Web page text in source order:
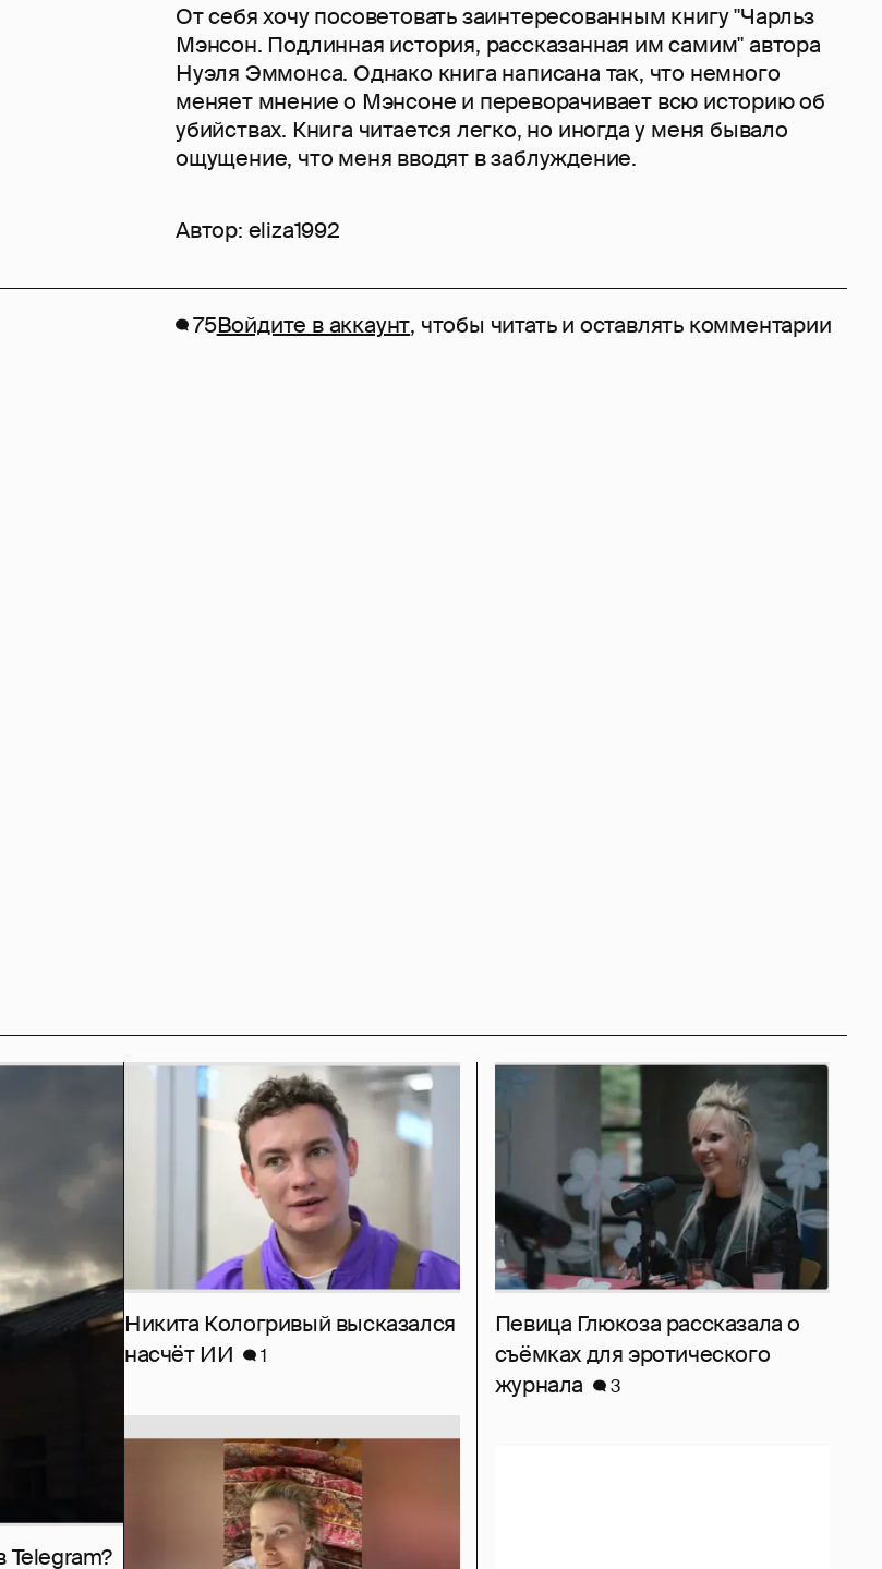
От себя хочу посоветовать заинтересованным книгу "Чарльз
Мэнсон. Подлинная история, рассказанная им самим" автора
Нуэля Эммонса. Однако книга написана так, что немного
меняет мнение о Мэнсоне и переворачивает всю историю об
убийствах. Книга читается легко, но иногда у меня бывало
ощущение, что меня вводят в заблуждение.
Автор: eliza1992
75Войдите в аккаунт, чтобы читать и оставлять комментарии
Telegram?
Никита Кологривый высказался
насчёт ИИ
1
Певица Глюкоза рассказала о
съёмках для эротического
журнала
3